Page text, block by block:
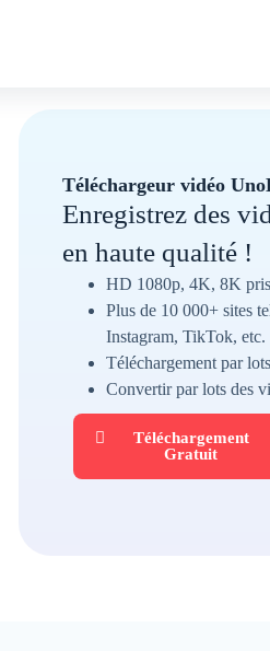
Téléchargeur vidéo
Enregistrez des
en haute qualité !
HD 1080p, 4K, 8K
Plus de 10 000+ sites
Instagram, TikTok, etc.
Téléchargement par
Convertir par lots des
Téléchargement
Gratuit